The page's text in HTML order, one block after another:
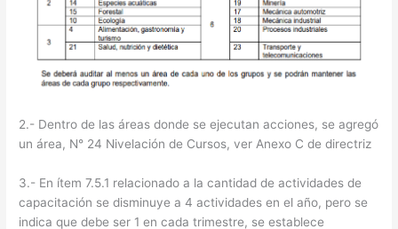
2.- Dentro de las áreas donde se ejecutan acciones, se agregó
un área, N° 24 Nivelación de Cursos, ver Anexo C de directriz
3.- En ítem 7.5.1 relacionado a la cantidad de actividades de
capacitación se disminuye a 4 actividades en el año, pero se
indica que debe ser 1 en cada trimestre, se establece